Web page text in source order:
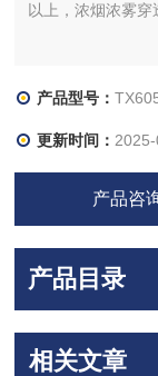
以上，浓烟浓雾穿
产品型号：
更新时间：
产品咨
产品目录
相关文章